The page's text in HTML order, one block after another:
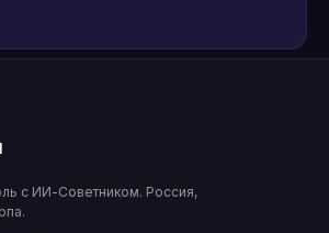
с ИИ-Советником. Россия,